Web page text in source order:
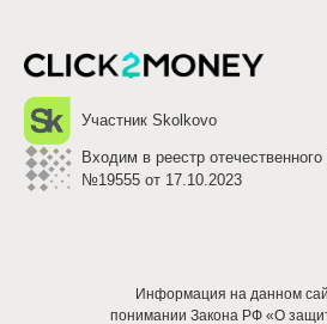
Участник Skolkovo
Входим в реестр
№19555 от 17.10.2023
Информация на данном
понимании Закона РФ «О